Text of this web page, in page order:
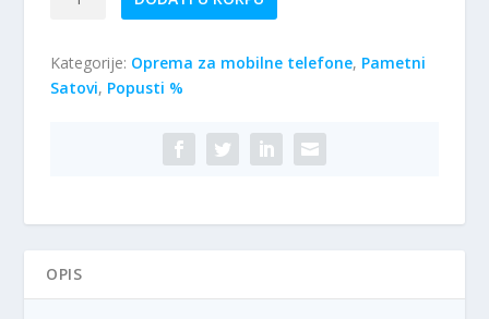
g
n
n
a
n
e
t
j
1
količina
Kategorije: Oprema za mobilne telefone, Pametni
Satovi, Popusti %
OPIS